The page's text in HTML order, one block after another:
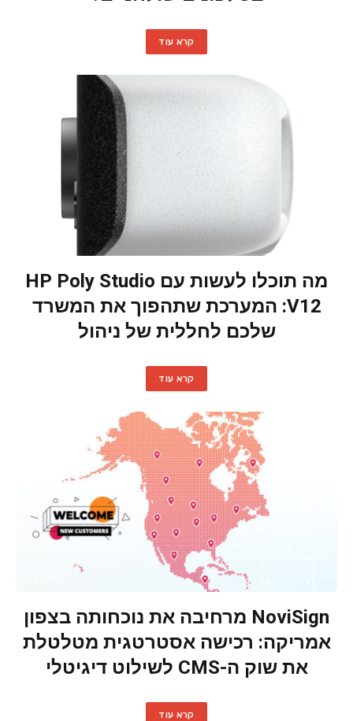
קרא עוד
מה תוכלו לעשות עם HP Poly Studio
V12: המערכת שתהפוך את המשרד
שלכם לחללית של ניהול
קרא עוד
NoviSign מרחיבה את נוכחותה בצפון
אמריקה: רכישה אסטרטגית מטלטלת
את שוק ה-CMS לשילוט דיגיטלי
קרא עוד